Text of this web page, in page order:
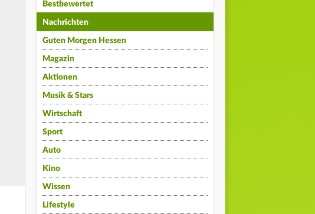
Bestbewertet
Nachrichten
Guten Morgen Hessen
Magazin
Aktionen
Musik & Stars
Wirtschaft
Sport
Auto
Kino
Wissen
Lifestyle